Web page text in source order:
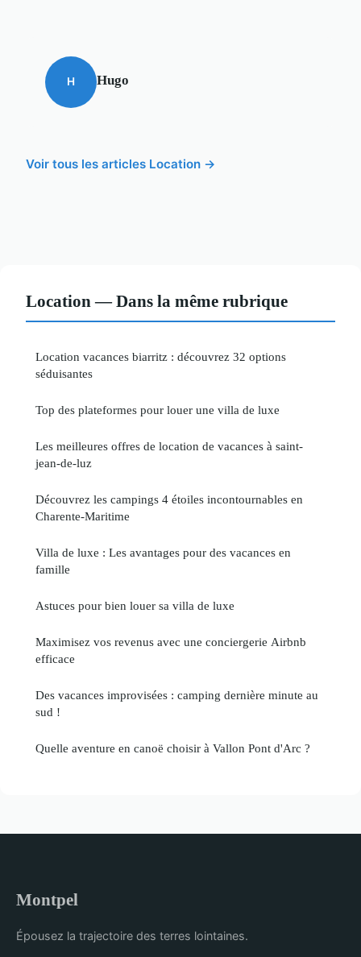
H Hugo
Voir tous les articles Location →
Location — Dans la même rubrique
Location vacances biarritz : découvrez 32 options
séduisantes
Top des plateformes pour louer une villa de luxe
Les meilleures offres de location de vacances à saint-
jean-de-luz
Découvrez les campings 4 étoiles incontournables en
Charente-Maritime
Villa de luxe : Les avantages pour des vacances en
famille
Astuces pour bien louer sa villa de luxe
Maximisez vos revenus avec une conciergerie Airbnb
efficace
Des vacances improvisées : camping dernière minute au
sud !
Quelle aventure en canoë choisir à Vallon Pont d'Arc ?
Montpel
Épousez la trajectoire des terres lointaines.